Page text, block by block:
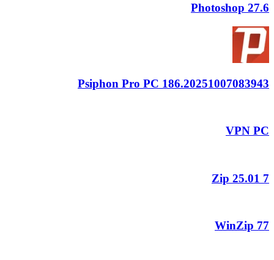
Photoshop 27.6
Psiphon Pro PC 186.20251007083943
VPN PC
7 Zip
25.01
WinZip 77